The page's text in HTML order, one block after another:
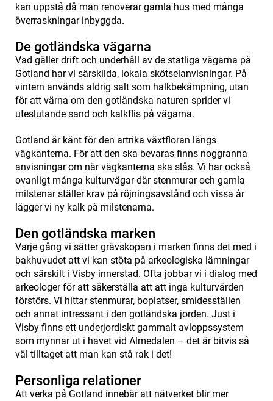
kan uppstå då man renoverar gamla hus med många
överraskningar inbyggda.
De gotländska vägarna
Vad gäller drift och underhåll av de statliga vägarna på
Gotland har vi särskilda, lokala skötselanvisningar. På
vintern används aldrig salt som halkbekämpning, utan
för att värna om den gotländska naturen sprider vi
uteslutande sand och kalkflis på vägarna.
Gotland är känt för den artrika växtfloran längs
vägkanterna. För att den ska bevaras finns noggranna
anvisningar om när vägkanterna ska slås. Vi har också
ovanligt många kulturvägar där stenmurar och gamla
milstenar ställer krav på röjningsavstånd och vissa år
lägger vi ny kalk på milstenarna.
Den gotländska marken
Varje gång vi sätter grävskopan i marken finns det med i
bakhuvudet att vi kan stöta på arkeologiska lämningar
och särskilt i Visby innerstad. Ofta jobbar vi i dialog med
arkeologer för att säkerställa att att inga kulturvärden
förstörs. Vi hittar stenmurar, boplatser, smidesställen
och annat intressant i den gotländska jorden. Just i
Visby finns ett underjordiskt gammalt avloppssystem
som mynnar ut i havet vid Almedalen – det är bitvis så
väl tilltaget att man kan stå rak i det!
Personliga relationer
Att verka på Gotland innebär att nätverket blir mer